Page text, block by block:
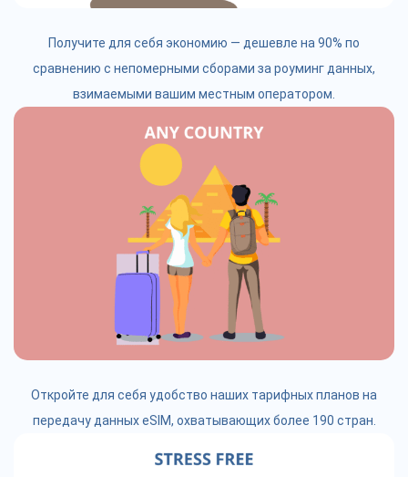
Получите для себя экономию — дешевле на 90% по
сравнению с непомерными сборами за роуминг данных,
взимаемыми вашим местным оператором.
Откройте для себя удобство наших тарифных планов на
передачу данных eSIM, охватывающих более 190 стран.